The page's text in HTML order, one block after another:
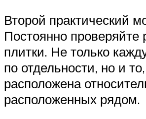
Второй практический
Постоянно проверяйте
плитки. Не только
по отдельности, но и
расположена
расположенных рядом.